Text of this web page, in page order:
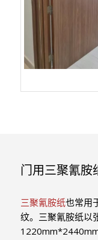
门用三聚氰胺
三聚氰胺纸也常用
纹。三聚氰胺纸以